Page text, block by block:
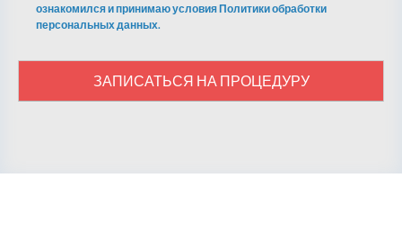
ознакомился и принимаю условия Политики обработки
персональных данных.
ЗАПИСАТЬСЯ НА ПРОЦЕДУРУ